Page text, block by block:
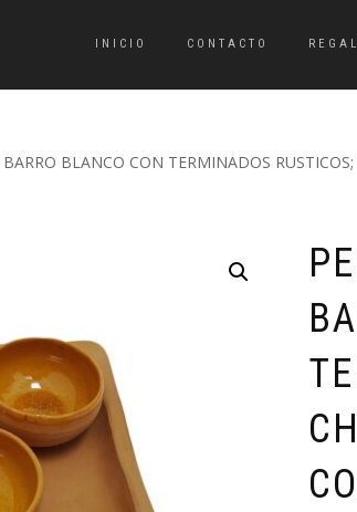
INICIO CONTACTO
BLANCO CON TERMINADOS